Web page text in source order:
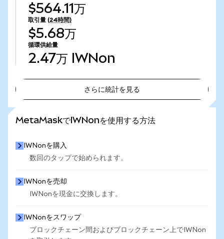
$564.11万
取引量 (24時間)
$5.68万
循環供給量
2.47万 IWNon
さらに統計を見る
MetaMaskでIWNonを使用する方法
IWNonを購入
数回のタップで始められます。
IWNonを売却
IWNonを現金に交換します。
IWNonをスワップ
ブロックチェーン間およびブロックチェーン上でIWNon